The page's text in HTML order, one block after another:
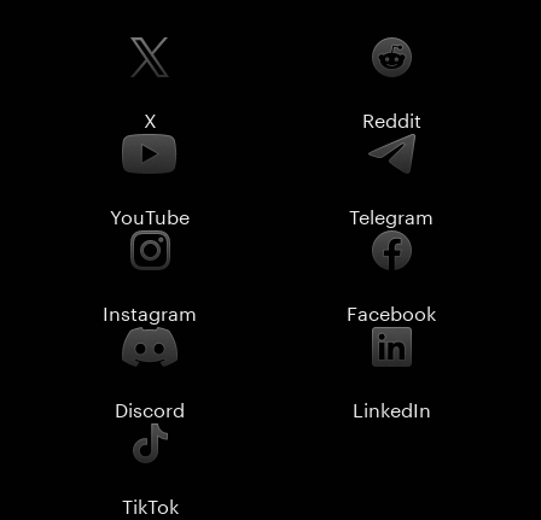
X Reddit
YouTube Telegram
Instagram Facebook
Discord LinkedIn
TikTok